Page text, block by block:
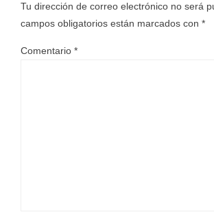
Tu dirección de correo electrónico no será
campos obligatorios están marcados con *
Comentario *